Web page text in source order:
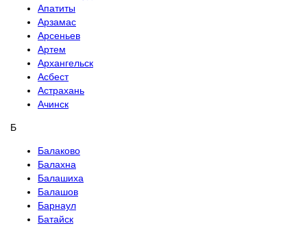
Апатиты
Арзамас
Арсеньев
Артем
Архангельск
Асбест
Астрахань
Ачинск
Б
Балаково
Балахна
Балашиха
Балашов
Барнаул
Батайск